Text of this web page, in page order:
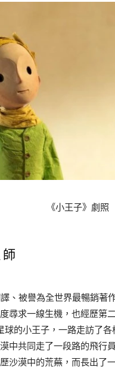
《小王子》劇照
被譽為全世界最暢銷著
尋求一線生機，也經歷第
的小王子，一路走訪了
中共同走了一段路的飛行
沙漠中的荒蕪，而長出了